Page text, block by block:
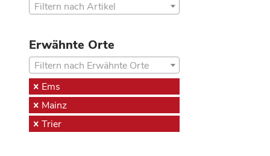
Filtern nach Artikel
Erwähnte Orte
Filtern nach Erwähnte Orte
Ems
Mainz
Trier